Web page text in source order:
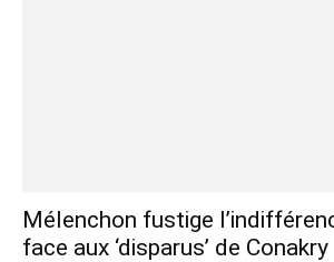
Mélenchon fustige
face aux ‘disparus’ de Conakry